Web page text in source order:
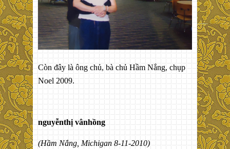
Còn đây là ông chủ, bà chủ Hầm Nắng, chụp
Noel 2009.
nguyễnthị vânhồng
(Hầm Nắng, Michigan 8-11-2010)